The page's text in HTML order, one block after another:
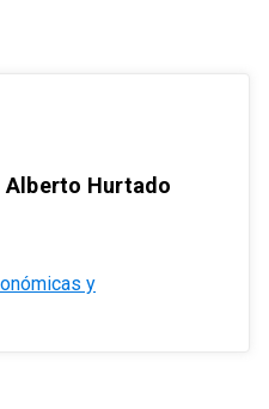
Alberto Hurtado
y